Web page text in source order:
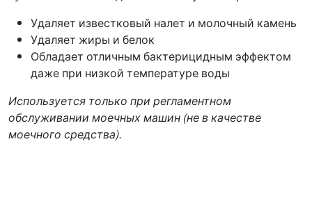
Удаляет известковый налет и молочный камень
Удаляет жиры и белок
Обладает отличным бактерицидным эффектом
даже при низкой температуре воды
Используется только при регламентном
обслуживании моечных машин (не в качестве
моечного средства).